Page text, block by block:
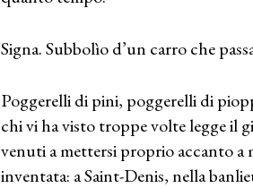
Signa. Subbolìo d’un carro che
Poggerelli di pini, poggerelli di
chi vi ha visto troppe volte legge il
venuti a mettersi proprio accanto a
inventata: a Saint-Denis, nella